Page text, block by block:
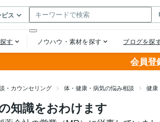
会員登
・カウンセリング 体・健康・病気の悩み相談 健康
知識をおわけます